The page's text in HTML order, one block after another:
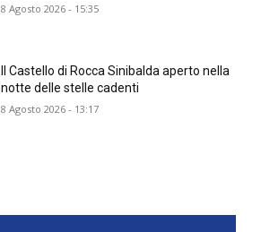
8 Agosto 2026 - 15:35
Il Castello di Rocca Sinibalda aperto nella
notte delle stelle cadenti
8 Agosto 2026 - 13:17